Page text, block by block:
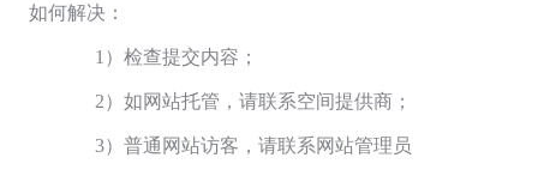
如何解决：
1）检查提交内容；
2）如网站托管，请联系空间提供商；
3）普通网站访客，请联系网站管理员